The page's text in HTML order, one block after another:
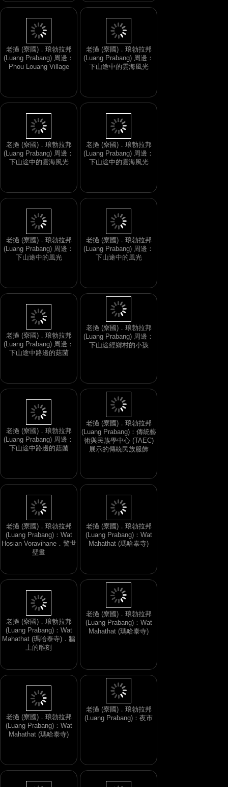
老撾 (寮國)．琅勃拉邦
(Luang Prabang) 周邊：
Phou Louang Village
老撾 (寮國)．琅勃拉邦
(Luang Prabang) 周邊：
下山途中的雲海風光
老撾 (寮國)．琅勃拉邦
(Luang Prabang) 周邊：
下山途中的雲海風光
老撾 (寮國)．琅勃拉邦
(Luang Prabang) 周邊：
下山途中的雲海風光
老撾 (寮國)．琅勃拉邦
(Luang Prabang) 周邊：
下山途中的風光
老撾 (寮國)．琅勃拉邦
(Luang Prabang) 周邊：
下山途中的風光
老撾 (寮國)．琅勃拉邦
(Luang Prabang) 周邊：
下山途中路邊的菇菌
老撾 (寮國)．琅勃拉邦
(Luang Prabang) 周邊：
下山途經鄉村的小孩
老撾 (寮國)．琅勃拉邦
(Luang Prabang) 周邊：
下山途中路邊的菇菌
老撾 (寮國)．琅勃拉邦
(Luang Prabang)：傳統藝
術與民族學中心 (TAEC)
展示的傳統民族服飾
老撾 (寮國)．琅勃拉邦
(Luang Prabang)：Wat
Hosian Voravihane．警世
壁畫
老撾 (寮國)．琅勃拉邦
(Luang Prabang)：Wat
Mahathat (瑪哈泰寺)
老撾 (寮國)．琅勃拉邦
(Luang Prabang)：Wat
Mahathat (瑪哈泰寺)．牆
上的雕刻
老撾 (寮國)．琅勃拉邦
(Luang Prabang)：Wat
Mahathat (瑪哈泰寺)
老撾 (寮國)．琅勃拉邦
(Luang Prabang)：Wat
Mahathat (瑪哈泰寺)
老撾 (寮國)．琅勃拉邦
(Luang Prabang)：夜市